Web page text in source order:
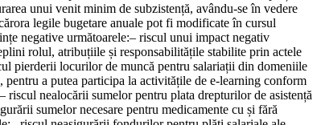
unui venit minim de subzistență, avându-se în vedere
legile bugetare anuale pot fi modificate în cursul
negative următoarele:– riscul unui impact negativ
rolul, atribuțiile și responsabilitățile stabilite prin actele
pierderii locurilor de muncă pentru salariații din domeniile
a putea participa la activitățile de e-learning conform
– riscul nealocării sumelor pentru plata drepturilor de asistență
sumelor necesare pentru medicamente cu și fără